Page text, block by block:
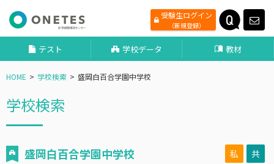
受験生ログイン
（新規登録）
テスト 学校データ 教材
HOME 学校検索 盛岡白百合学園中学校
学校検索
盛岡白百合学園中学校 私 共